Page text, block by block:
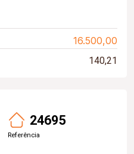
16.500,00
140,21
24695
Referência